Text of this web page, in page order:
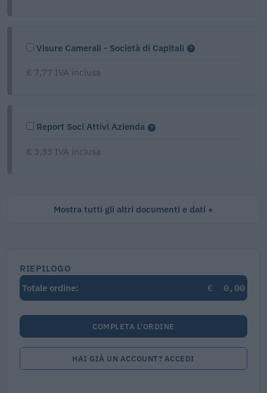
Visure Camerali - Società di Capitali
€ 7,77 IVA inclusa
Report Soci Attivi Azienda
€ 3,33 IVA inclusa
Mostra tutti gli altri documenti e dati
RIEPILOGO
Totale ordine:
€ 0,00
COMPLETA L'ORDINE
HAI GIÀ UN ACCOUNT? ACCEDI